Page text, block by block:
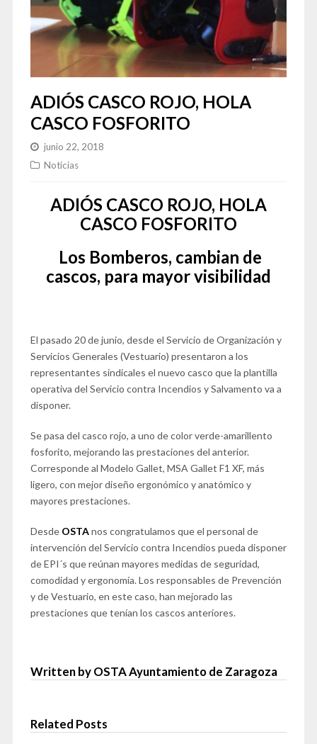
ADIÓS CASCO ROJO, HOLA
CASCO FOSFORITO
junio 22, 2018
Noticias
ADIÓS CASCO ROJO, HOLA
CASCO FOSFORITO
Los Bomberos, cambian de
cascos, para mayor visibilidad
El pasado 20 de junio, desde el Servicio de Organización y
Servicios Generales (Vestuario) presentaron a los
representantes sindicales el nuevo casco que la plantilla
operativa del Servicio contra Incendios y Salvamento va a
disponer.
Se pasa del casco rojo, a uno de color verde-amarillento
fosforito, mejorando las prestaciones del anterior.
Corresponde al Modelo Gallet, MSA Gallet F1 XF, más
ligero, con mejor diseño ergonómico y anatómico y
mayores prestaciones.
Desde OSTAnos congratulamos que el personal de
intervención del Servicio contra Incendios pueda disponer
de EPI´s que reúnan mayores medidas de seguridad,
comodidad y ergonomía. Los responsables de Prevención
y de Vestuario, en este caso, han mejorado las
prestaciones que tenían los cascos anteriores.
Written by OSTA Ayuntamiento de Zaragoza
Related Posts